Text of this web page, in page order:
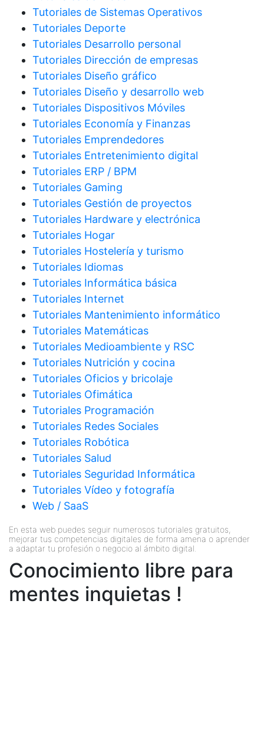
Tutoriales de Sistemas Operativos
Tutoriales Deporte
Tutoriales Desarrollo personal
Tutoriales Dirección de empresas
Tutoriales Diseño gráfico
Tutoriales Diseño y desarrollo web
Tutoriales Dispositivos Móviles
Tutoriales Economía y Finanzas
Tutoriales Emprendedores
Tutoriales Entretenimiento digital
Tutoriales ERP / BPM
Tutoriales Gaming
Tutoriales Gestión de proyectos
Tutoriales Hardware y electrónica
Tutoriales Hogar
Tutoriales Hostelería y turismo
Tutoriales Idiomas
Tutoriales Informática básica
Tutoriales Internet
Tutoriales Mantenimiento informático
Tutoriales Matemáticas
Tutoriales Medioambiente y RSC
Tutoriales Nutrición y cocina
Tutoriales Oficios y bricolaje
Tutoriales Ofimática
Tutoriales Programación
Tutoriales Redes Sociales
Tutoriales Robótica
Tutoriales Salud
Tutoriales Seguridad Informática
Tutoriales Vídeo y fotografía
Web / SaaS
En esta web puedes seguir numerosos tutoriales gratuitos,
mejorar tus competencias digitales de forma amena o aprender
a adaptar tu profesión o negocio al ámbito digital.
Conocimiento libre para
mentes inquietas !